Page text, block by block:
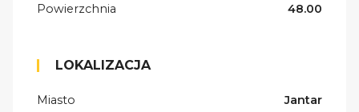
Powierzchnia
48.00
LOKALIZACJA
Miasto
Jantar